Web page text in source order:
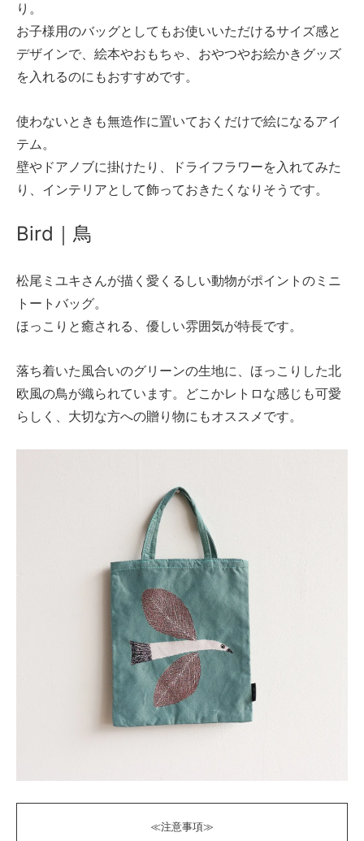
り。
お子様用のバッグとしてもお使いいただけるサイズ感と
デザインで、絵本やおもちゃ、おやつやお絵かきグッズ
を入れるのにもおすすめです。
使わないときも無造作に置いておくだけで絵になるアイ
テム。
壁やドアノブに掛けたり、ドライフラワーを入れてみた
り、インテリアとして飾っておきたくなりそうです。
Bird｜鳥
松尾ミユキさんが描く愛くるしい動物がポイントのミニ
トートバッグ。
ほっこりと癒される、優しい雰囲気が特長です。
落ち着いた風合いのグリーンの生地に、ほっこりした北
欧風の鳥が織られています。どこかレトロな感じも可愛
らしく、大切な方への贈り物にもオススメです。
≪注意事項≫